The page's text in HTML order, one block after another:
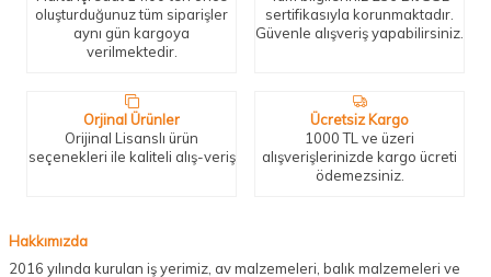
oluşturduğunuz tüm siparişler
aynı gün kargoya
verilmektedir.
sertifikasıyla korunmaktadır.
Güvenle alışveriş yapabilirsiniz.
Orjinal Ürünler
Orijinal Lisanslı ürün
seçenekleri ile kaliteli alış-veriş
Ücretsiz Kargo
1000 TL ve üzeri
alışverişlerinizde kargo ücreti
ödemezsiniz.
Hakkımızda
2016 yılında kurulan iş yerimiz, av malzemeleri, balık malzemeleri ve